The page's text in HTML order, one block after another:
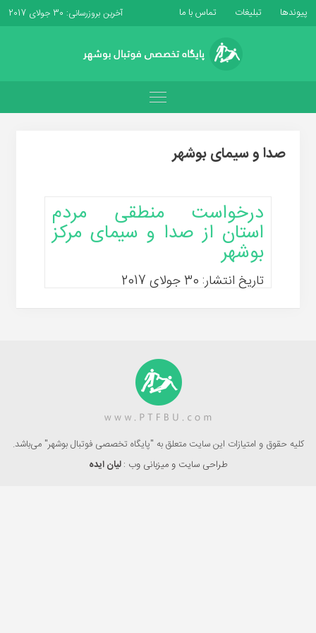
پیوندها تبلیغات تماس با ما آخرین بروزرسانی: 30 جولای 2017
صدا و سیمای بوشهر
درخواست منطقی مردم
استان از صدا و سیمای مرکز
بوشهر
تاریخ انتشار: 30 جولای 2017
کلیه حقوق و امتیازات این سایت متعلق به "پایگاه تخصصی فوتبال بوشهر" می‌باشد.
طراحی سایت و میزبانی وب :لیان ایده